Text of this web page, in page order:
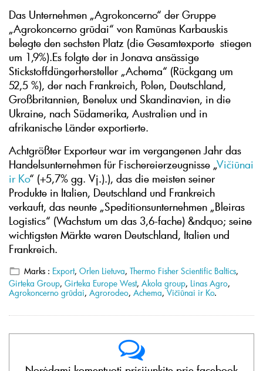
Das Unternehmen „Agrokoncerno“ der Gruppe
„Agrokoncerno grūdai“ von Ramūnas Karbauskis
belegte den sechsten Platz (die Gesamtexporte stiegen
um 1,9%).Es folgte der in Jonava ansässige
Stickstoffdüngerhersteller „Achema“ (Rückgang um
52,5 %), der nach Frankreich, Polen, Deutschland,
Großbritannien, Benelux und Skandinavien, in die
Ukraine, nach Südamerika, Australien und in
afrikanische Länder exportierte.
Achtgrößter Exporteur war im vergangenen Jahr das
Handelsunternehmen für Fischereierzeugnisse „Vičiūnai
ir Ko“ (+5,7% gg. Vj.).), das die meisten seiner
Produkte in Italien, Deutschland und Frankreich
verkauft, das neunte „Speditionsunternehmen „Bleiras
Logistics“ (Wachstum um das 3,6-fache) &ndquo; seine
wichtigsten Märkte waren Deutschland, Italien und
Frankreich.
Marks : Export, Orlen Lietuva, Thermo Fisher Scientific Baltics,
Girteka Group, Girteka Europe West, Akola group, Linas Agro,
Agrokoncerno grūdai, Agrorodeo, Achema, Vičiūnai ir Ko.